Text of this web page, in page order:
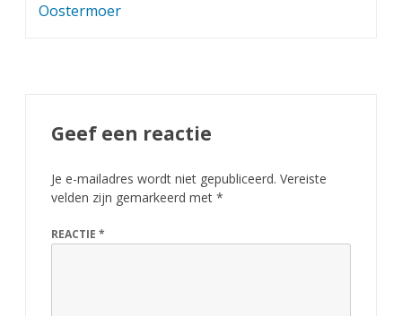
Oostermoer
Geef een reactie
Je e-mailadres wordt niet gepubliceerd. Vereiste
velden zijn gemarkeerd met *
REACTIE *